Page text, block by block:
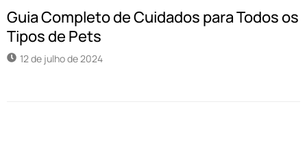
Guia Completo de Cuidados para Todos os
Tipos de Pets
12 de julho de 2024